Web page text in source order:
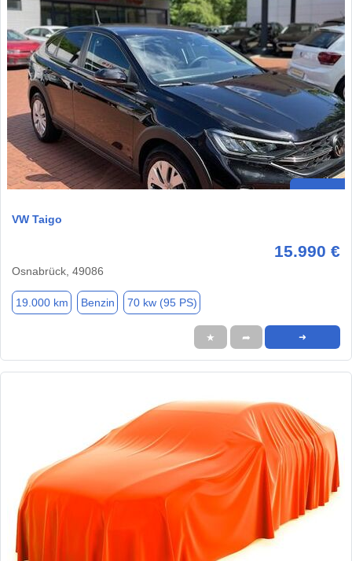
VW Taigo
15.990 €
Osnabrück, 49086
19.000 km Benzin 70 kw (95 PS)
★ ➦ ➜